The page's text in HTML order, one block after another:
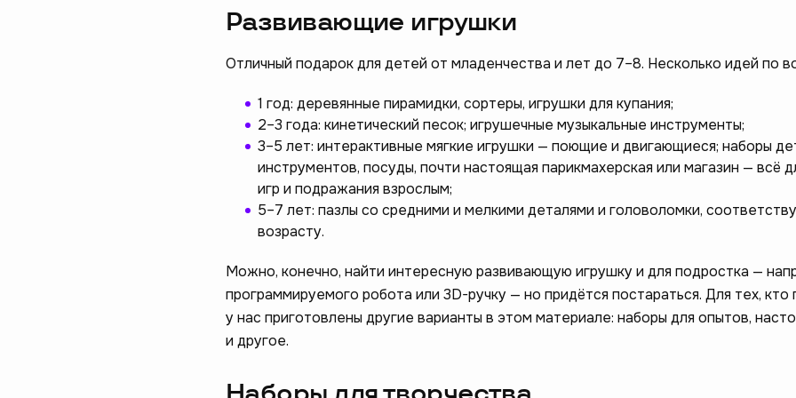
Развивающие игрушки
Отличный подарок для детей от младенчества и лет до 7–8. Несколько идей по
1 год: деревянные пирамидки, сортеры, игрушки для купания;
2–3 года: кинетический песок; игрушечные музыкальные инструменты;
3–5 лет: интерактивные мягкие игрушки — поющие и двигающиеся; наборы
инструментов, посуды, почти настоящая парикмахерская или магазин — всё
игр и подражания взрослым;
5–7 лет: пазлы со средними и мелкими деталями и головоломки,
возрасту.
Можно, конечно, найти интересную развивающую игрушку и для подростка —
программируемого робота или 3D-ручку — но придётся постараться. Для тех,
у нас приготовлены другие варианты в этом материале: наборы для опытов,
и другое.